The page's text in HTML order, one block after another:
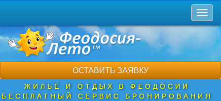
основному
содержанию
ОСТАВИТЬ ЗАЯВКУ
ЖИЛЬЁ И ОТДЫХ В ФЕОДОСИИ
БЕСПЛАТНЫЙ СЕРВИС БРОНИРОВАНИЯ